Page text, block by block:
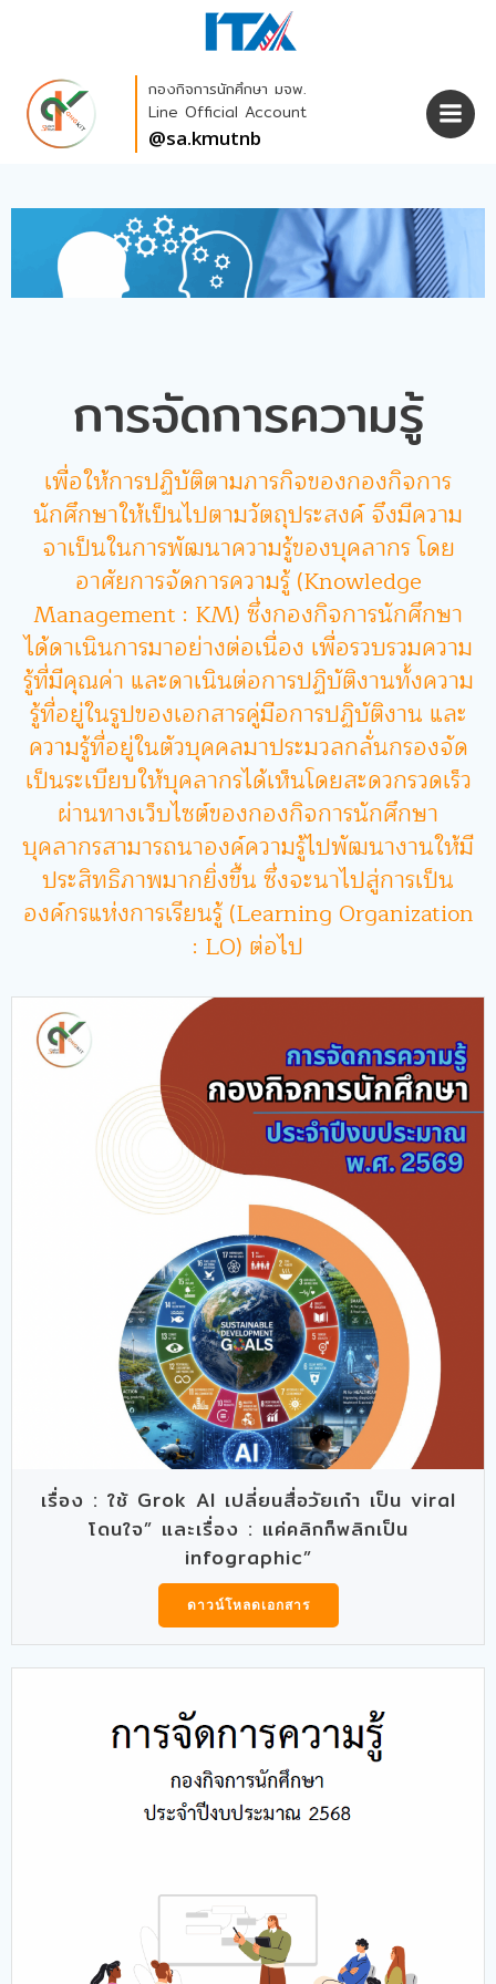
Skip
to
กองกิจการนักศึกษา มจพ.
Line Official Account
@sa.kmutnb
การจัดการความรู้
เพื่อให้การปฏิบัติตามภารกิจของกองกิจการ
นักศึกษาให้เป็นไปตามวัตถุประสงค์ จึงมีความ
จาเป็นในการพัฒนาความรู้ของบุคลากร โดย
อาศัยการจัดการความรู้ (Knowledge
Management : KM) ซึ่งกองกิจการนักศึกษา
ได้ดาเนินการมาอย่างต่อเนื่อง เพื่อรวบรวมความ
รู้ที่มีคุณค่า และดาเนินต่อการปฏิบัติงานทั้งความ
รู้ที่อยู่ในรูปของเอกสารคู่มือการปฏิบัติงาน และ
ความรู้ที่อยู่ในตัวบุคคลมาประมวลกลั่นกรองจัด
เป็นระเบียบให้บุคลากรได้เห็นโดยสะดวกรวดเร็ว
ผ่านทางเว็บไซต์ของกองกิจการนักศึกษา
บุคลากรสามารถนาองค์ความรู้ไปพัฒนางานให้มี
ประสิทธิภาพมากยิ่งขึ้น ซึ่งจะนาไปสู่การเป็น
องค์กรแห่งการเรียนรู้ (Learning Organization
: LO) ต่อไป
เรื่อง : ใช้ Grok AI เปลี่ยนสื่อวัยเก๋า เป็น viral
โดนใจ” และเรื่อง : แค่คลิกก็พลิกเป็น
infographic”
ดาวน์โหลดเอกสาร